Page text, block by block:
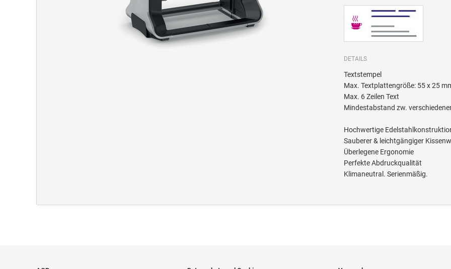
DETAILS
Textstempel
Max. Textplattengröße: 55 x 25
Max. 6 Zeilen Text
Mindestabstand zw.
Hochwertige
Sauberer & leichtgängiger
Überlegene Ergonomie
Perfekte Abdruckqualität
Klimaneutral. Serienmäßig.